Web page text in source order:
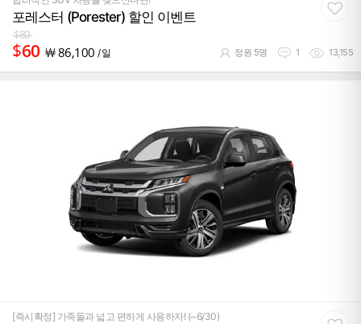
포레스터 (Porester) 할인 이벤트
$80
$60 ￦86,100 / 일 정원 5명 1 13,155
[즉시확정] 가족들과 넓고 편하게 사용하자! (~6/30)